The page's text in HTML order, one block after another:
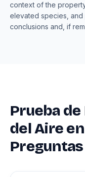
context of the
elevated species,
conclusions and, if
Prueba
del Aire